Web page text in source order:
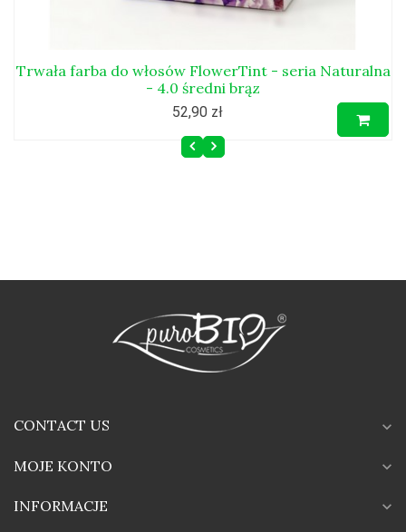
Trwała farba do włosów FlowerTint - seria Naturalna
- 4.0 średni brąz
52,90 zł
CONTACT US expand_more
MOJE KONTO expand_more
INFORMACJE expand_more